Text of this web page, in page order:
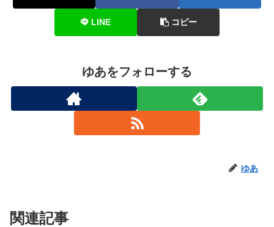
LINE コピー
ゆあをフォローする
ゆあ
関連記事